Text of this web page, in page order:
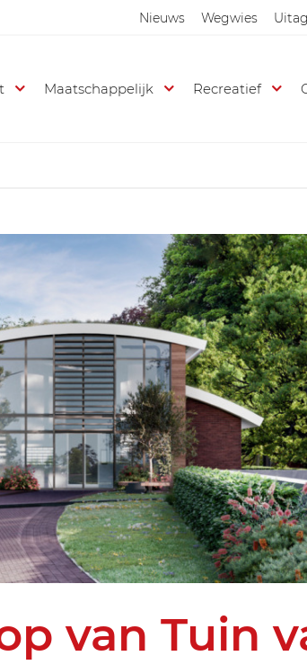
Nieuws Wegwies
Maatschappelijk Recreatief
van Tuin